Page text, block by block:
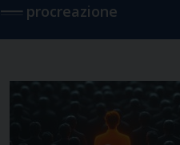
procreazione